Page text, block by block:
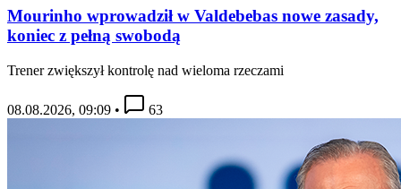
Mourinho wprowadził w Valdebebas nowe zasady,
koniec z pełną swobodą
Trener zwiększył kontrolę nad wieloma rzeczami
08.08.2026, 09:09 • 63